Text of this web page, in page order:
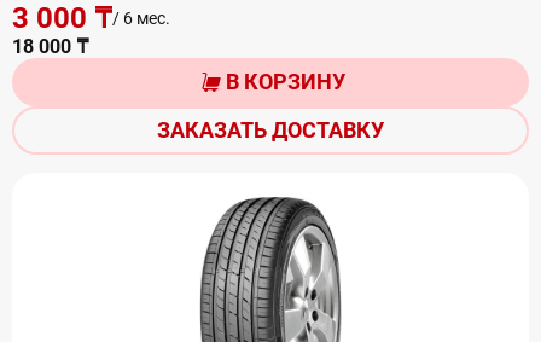
3 000 ₸/ 6 мес.
18 000 ₸
В КОРЗИНУ
ЗАКАЗАТЬ ДОСТАВКУ